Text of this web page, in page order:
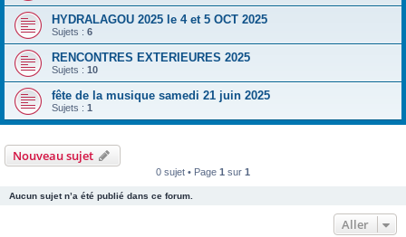
HYDRALAGOU 2025 le 4 et 5 OCT 2025
Sujets : 6
RENCONTRES EXTERIEURES 2025
Sujets : 10
fête de la musique samedi 21 juin 2025
Sujets : 1
Nouveau sujet
0 sujet • Page 1 sur 1
Aucun sujet n’a été publié dans ce forum.
Aller